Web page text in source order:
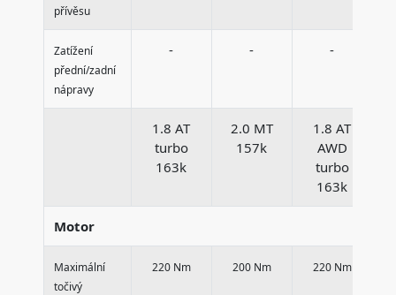
přívěsu
Zatížení
přední/zadní
nápravy
- - -
1.8 AT
turbo
163k
2.0 MT
157k
1.8 AT
AWD
turbo
163k
Motor
Maximální
točivý
220 Nm 200 Nm 220 Nm